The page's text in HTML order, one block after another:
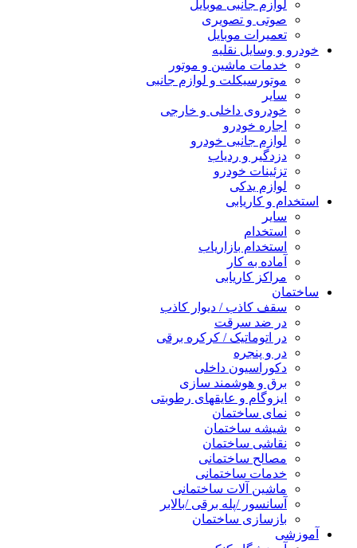
لوازم جانبی موبایل
صوتی و تصویری
تعمیرات موبایل
خودرو و وسایل نقلیه
خدمات ماشین و موتور
موتورسیکلت و لوازم جانبی
سایر
خودروی داخلی و خارجی
اجاره خودرو
لوازم جانبی خودرو
دزدگیر و ردیاب
تزئینات خودرو
لوازم یدکی
استخدام و کاریابی
سایر
استخدام
استخدام بازاریاب
آماده به کار
مراکز کاریابی
ساختمان
سقف کاذب / دیوار کاذب
در ضد سرقت
در اتوماتیک / کرکره برقی
در و پنجره
دکوراسیون داخلی
برق و هوشمند سازی
ایزوگام و عایقهای رطوبتی
نمای ساختمان
شیشه ساختمان
نقاشی ساختمان
مصالح ساختمانی
خدمات ساختمانی
ماشین آلات ساختمانی
آسانسور /پله برقی /بالابر
بازسازی ساختمان
آموزشی